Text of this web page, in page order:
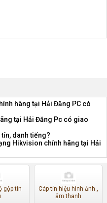
hãng tại Hải Đăng PC có
tại Hải Đăng Pc có giao
danh tiếng?
Hikvision chính hãng tại Hải
gộp tín
Cáp tín hiệu hình ảnh ,
âm thanh